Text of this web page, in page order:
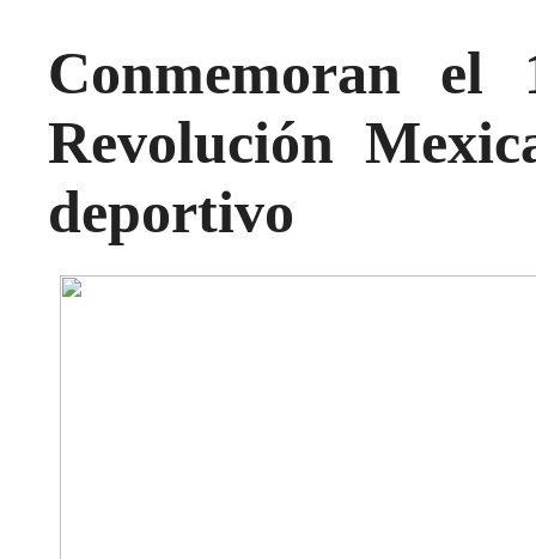
Conmemoran el
Revolución
deportivo